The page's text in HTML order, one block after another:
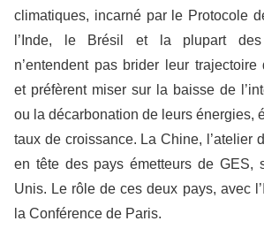
climatiques, incarné par le Protocole
l’Inde, le Brésil et la plupart des
n’entendent pas brider leur trajectoire
et préfèrent miser sur la baisse de
ou la décarbonation de leurs énergies,
taux de croissance. La Chine, l’atelier
en tête des pays émetteurs de GES,
Unis. Le rôle de ces deux pays, avec
la Conférence de Paris.